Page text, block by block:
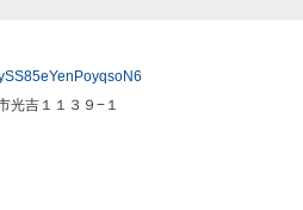
光吉１１３９−１